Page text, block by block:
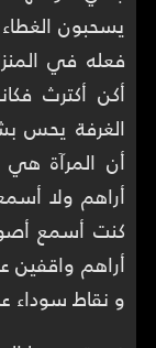
يسحبون
فعله في
أكن أكترث
الغرفة يحس
أن المرآة
أراهم ولا
كنت أسمع
أراهم واقفين
و نقاط سوداء